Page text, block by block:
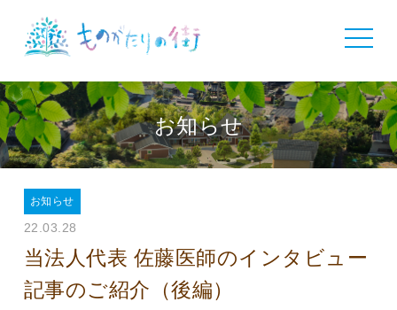
toggle
お知らせ
お知らせ
22.03.28
当法人代表 佐藤医師のインタビュー
記事のご紹介（後編）